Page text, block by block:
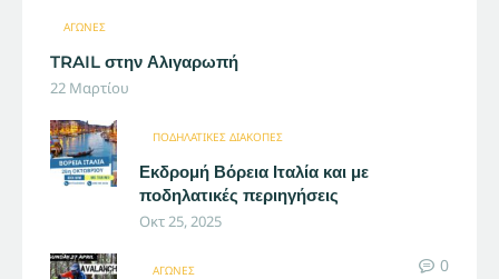
ΑΓΏΝΕΣ
TRAIL στην Αλιγαρωπή
22 Μαρτίου
ΠΟΔΗΛΑΤΙΚΈΣ ΔΙΑΚΟΠΈΣ
Εκδρομή Βόρεια Ιταλία και με
ποδηλατικές περιηγήσεις
Οκτ 25, 2025
ΑΓΏΝΕΣ
0